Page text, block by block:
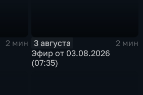
2 мин
3 августа
2 мин
Эфир от 03.08.2026
(07:35)